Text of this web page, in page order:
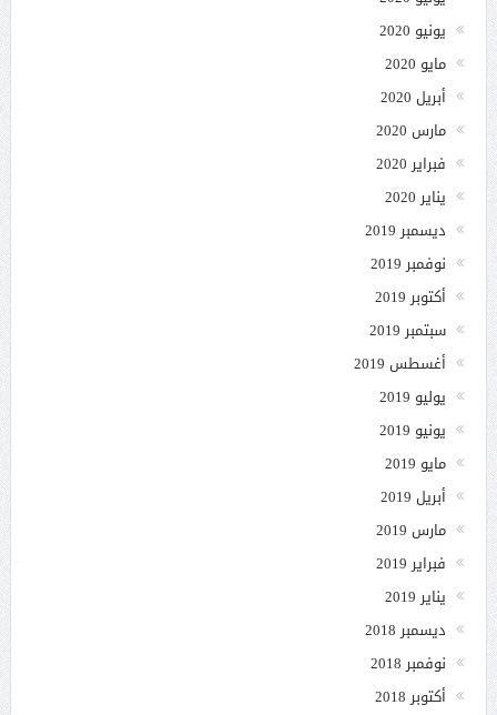
يونيو 2020
مايو 2020
أبريل 2020
مارس 2020
فبراير 2020
يناير 2020
ديسمبر 2019
نوفمبر 2019
أكتوبر 2019
سبتمبر 2019
أغسطس 2019
يوليو 2019
يونيو 2019
مايو 2019
أبريل 2019
مارس 2019
فبراير 2019
يناير 2019
ديسمبر 2018
نوفمبر 2018
أكتوبر 2018